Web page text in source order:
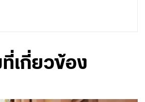
เกี่ยวข้อง